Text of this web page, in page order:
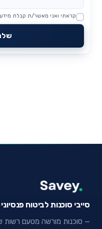
Website
קראתי ואני מאשר/ת קבלת מידע
סייבי סוכנות לביטוח פנסיוני (2026)
— סוכנות מורשה מטעם רשות